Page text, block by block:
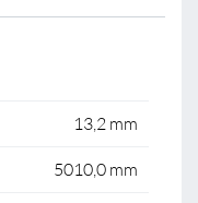
13,2 mm
5010,0 mm